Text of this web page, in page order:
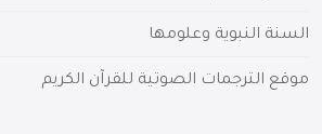
السنة النبوية وعلومها
موقع الترجمات الصوتية للقرآن الكريم